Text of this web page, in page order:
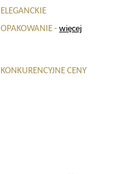
ELEGANCKIE
OPAKOWANIE - więcej
KONKURENCYJNE CENY